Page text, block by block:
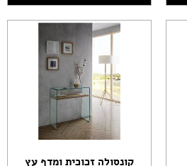
קונסולה זכוכית ומדף עץ